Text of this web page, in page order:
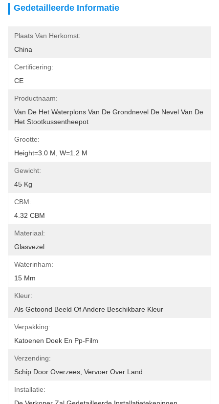
Gedetailleerde Informatie
Plaats Van Herkomst:
China
Certificering:
CE
Productnaam:
Van De Het Waterplons Van De Grondnevel De Nevel Van De
Het Stootkussentheepot
Grootte:
Height=3.0 M, W=1.2 M
Gewicht:
45 Kg
CBM:
4.32 CBM
Materiaal:
Glasvezel
Waterinham:
15 Mm
Kleur:
Als Getoond Beeld Of Andere Beschikbare Kleur
Verpakking:
Katoenen Doek En Pp-Film
Verzending:
Schip Door Overzees, Vervoer Over Land
Installatie: